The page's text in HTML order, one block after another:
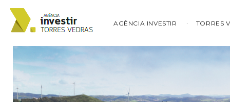
AGÊNCIA INVESTIR TORRES